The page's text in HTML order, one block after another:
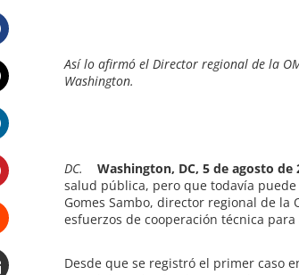
Así lo afirmó el Director regional de la
Washington.
DC. Washington, DC, 5 de agosto de
salud pública, pero que todavía
Gomes Sambo, director regional de
esfuerzos de cooperación técnica
Desde que se registró el primer caso